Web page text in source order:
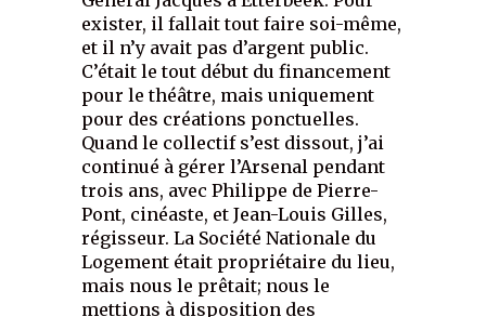
exister, il fallait tout faire soi-même,
et il n’y avait pas d’argent public.
C’était le tout début du financement
pour le théâtre, mais uniquement
pour des créations ponctuelles.
Quand le collectif s’est dissout, j’ai
continué à gérer l’Arsenal pendant
trois ans, avec Philippe de Pierre-
Pont, cinéaste, et Jean-Louis Gilles,
régisseur. La Société Nationale du
Logement était propriétaire du lieu,
mais nous le prêtait; nous le
mettions à disposition des